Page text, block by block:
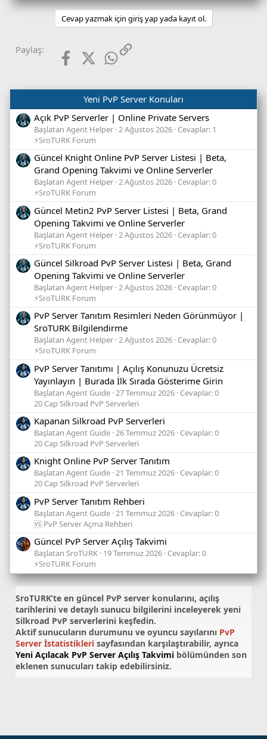
Cevap yazmak için giriş yap yada kayıt ol.
Paylaş: FacebookX (Twitter)WhatsApp
Link
Yeni PvP Server Konuları
Açık PvP Serverler | Online Private Servers
Başlatan Agent Helper 2 Ağustos 2026 Cevaplar: 1
⚡SroTURK Forum
Güncel Knight Online PvP Server Listesi | Beta,
Grand Opening Takvimi ve Online Serverler
Başlatan Agent Helper 2 Ağustos 2026 Cevaplar: 0
⚡SroTURK Forum
Güncel Metin2 PvP Server Listesi | Beta, Grand
Opening Takvimi ve Online Serverler
Başlatan Agent Helper 2 Ağustos 2026 Cevaplar: 0
⚡SroTURK Forum
Güncel Silkroad PvP Server Listesi | Beta, Grand
Opening Takvimi ve Online Serverler
Başlatan Agent Helper 2 Ağustos 2026 Cevaplar: 0
⚡SroTURK Forum
PvP Server Tanıtım Resimleri Neden Görünmüyor |
SroTURK Bilgilendirme
Başlatan Agent Helper 2 Ağustos 2026 Cevaplar: 0
⚡SroTURK Forum
PvP Server Tanıtımı | Açılış Konunuzu Ücretsiz
Yayınlayın | Burada İlk Sırada Gösterime Girin
Başlatan Agent Guide 27 Temmuz 2026 Cevaplar: 0
20 Cap Silkroad PvP Serverleri
Kapanan Silkroad PvP Serverleri
Başlatan Agent Guide 26 Temmuz 2026 Cevaplar: 0
20 Cap Silkroad PvP Serverleri
Knight Online PvP Server Tanıtım
Başlatan Agent Guide 21 Temmuz 2026 Cevaplar: 0
20 Cap Silkroad PvP Serverleri
PvP Server Tanıtım Rehberi
Başlatan Agent Guide 21 Temmuz 2026 Cevaplar: 0
🆚 PvP Server Açma Rehberi
Güncel PvP Server Açılış Takvimi
Başlatan SroTURK 19 Temmuz 2026 Cevaplar: 0
⚡SroTURK Forum
SroTURK’te en güncel PvP server konularını, açılış
tarihlerini ve detaylı sunucu bilgilerini inceleyerek yeni
Silkroad PvP serverlerini keşfedin.
Aktif sunucuların durumunu ve oyuncu sayılarını PvP
Server İstatistikleri sayfasından karşılaştırabilir, ayrıca
Yeni Açılacak PvP Server Açılış Takvimi bölümünden son
eklenen sunucuları takip edebilirsiniz.